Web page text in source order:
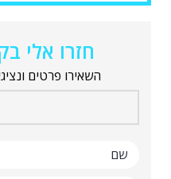
חזרו אלי
השאירו פרטים